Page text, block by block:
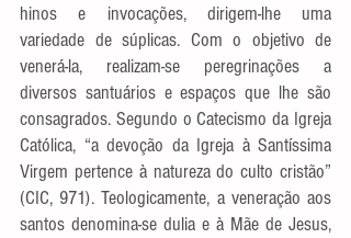
hinos e invocações, dirigem-lhe uma
variedade de súplicas. Com o objetivo de
venerá-la, realizam-se peregrinações a
diversos santuários e espaços que lhe são
consagrados. Segundo o Catecismo da Igreja
Católica, “a devoção da Igreja à Santíssima
Virgem pertence à natureza do culto cristão”
(CIC, 971). Teologicamente, a veneração aos
santos denomina-se dulia e à Mãe de Jesus,